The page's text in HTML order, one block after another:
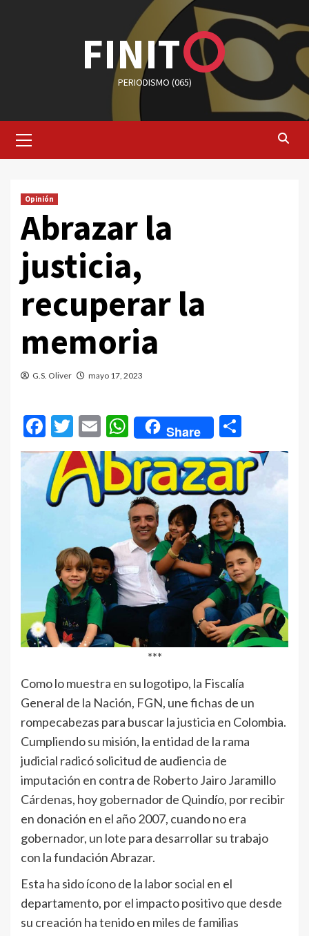
FINIT
PERIODISMO (065)
primario
Opinión
Abrazar la
justicia,
recuperar la
memoria
G.S. Oliver mayo 17, 2023
Facebook
Twitter
EmailWhatsApp
Share
***
Como lo muestra en su logotipo, la Fiscalía
General de la Nación, FGN, une fichas de un
rompecabezas para buscar la justicia en Colombia.
Cumpliendo su misión, la entidad de la rama
judicial radicó solicitud de audiencia de
imputación en contra de Roberto Jairo Jaramillo
Cárdenas, hoy gobernador de Quindío, por recibir
en donación en el año 2007, cuando no era
gobernador, un lote para desarrollar su trabajo
con la fundación Abrazar.
Esta ha sido ícono de la labor social en el
departamento, por el impacto positivo que desde
su creación ha tenido en miles de familias